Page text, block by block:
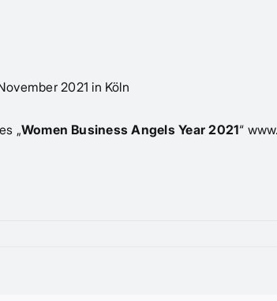
2021 in Köln
„Women Business Angels Year 2021“